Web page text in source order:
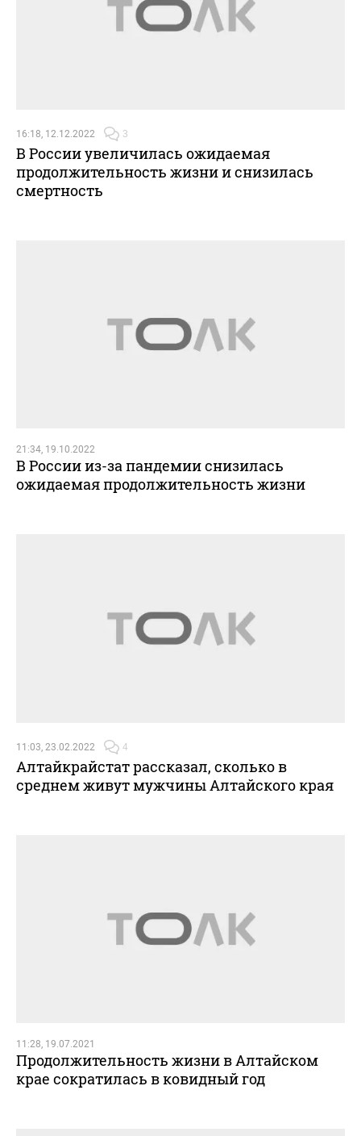
16:18, 12.12.2022 3
В России увеличилась ожидаемая
продолжительность жизни и снизилась
смертность
21:34, 19.10.2022
В России из-за пандемии снизилась
ожидаемая продолжительность жизни
11:03, 23.02.2022 4
Алтайкрайстат рассказал, сколько в
среднем живут мужчины Алтайского края
11:28, 19.07.2021
Продолжительность жизни в Алтайском
крае сократилась в ковидный год